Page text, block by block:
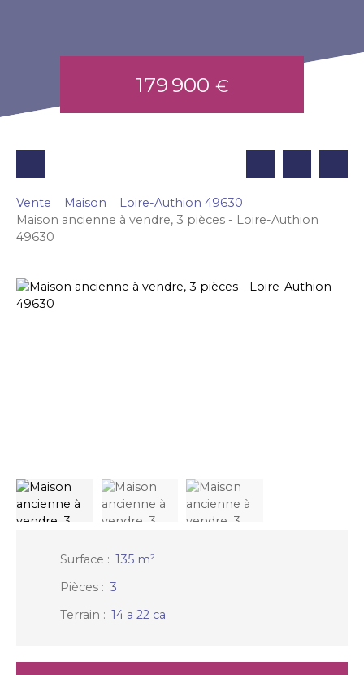
179 900 €
Vente Maison
Loire-Authion 49630
Maison ancienne à vendre, 3 pièces - Loire-Authion
49630
Surface : 135 m²
Pièces : 3
Terrain : 14 a 22 ca